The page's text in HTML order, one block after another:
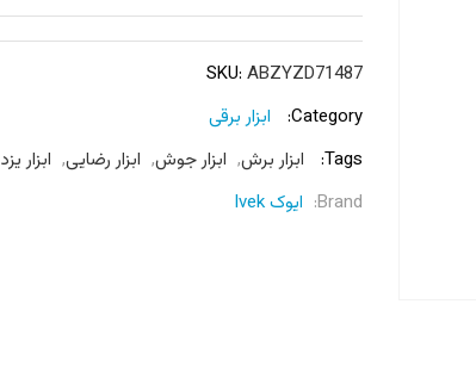
SKU:ABZYZD71487
Category:
ابزار برقی
Tags:
ابزار برش, ابزار جوش, ابزار رضایی, ابزار یزد
Brand: ایوک Ivek